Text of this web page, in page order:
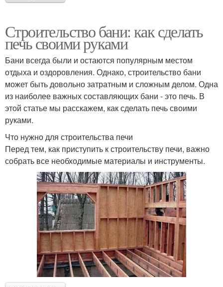
Строительство бани: как сделать
печь своими руками
Бани всегда были и остаются популярным местом
отдыха и оздоровления. Однако, строительство бани
может быть довольно затратным и сложным делом. Одна
из наиболее важных составляющих бани - это печь. В
этой статье мы расскажем, как сделать печь своими
руками.
Что нужно для строительства печи
Перед тем, как приступить к строительству печи, важно
собрать все необходимые материалы и инструменты.